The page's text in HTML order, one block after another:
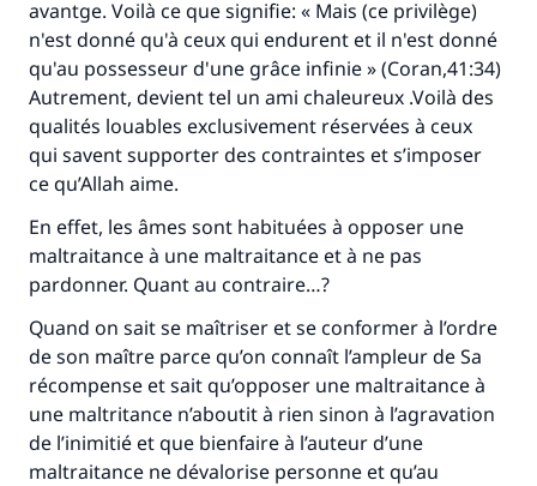
avantge. Voilà ce que signifie: « Mais (ce privilège)
n'est donné qu'à ceux qui endurent et il n'est donné
qu'au possesseur d'une grâce infinie » (Coran,41:34)
Autrement, devient tel un ami chaleureux .Voilà des
qualités louables exclusivement réservées à ceux
qui savent supporter des contraintes et s’imposer
ce qu’Allah aime.
En effet, les âmes sont habituées à opposer une
maltraitance à une maltraitance et à ne pas
pardonner. Quant au contraire…?
Quand on sait se maîtriser et se conformer à l’ordre
de son maître parce qu’on connaît l’ampleur de Sa
récompense et sait qu’opposer une maltraitance à
une maltritance n’aboutit à rien sinon à l’agravation
de l’inimitié et que bienfaire à l’auteur d’une
maltraitance ne dévalorise personne et qu’au